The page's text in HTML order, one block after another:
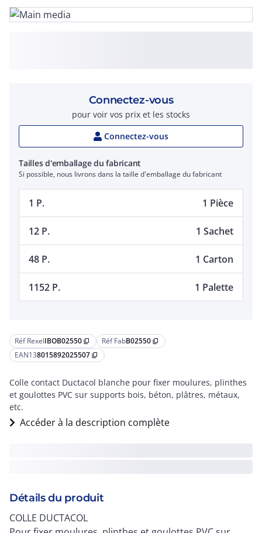
Réf RexelIBOB02550 content_copy Réf FabB02550 content_copy
EAN138015892025507 content_copy
Colle contact Ductacol blanche pour fixer moulures, plinthes
et goulottes PVC sur supports bois, béton, plâtres, métaux,
etc.
Accéder à la description complète
Détails du produit
COLLE DUCTACOL
Connectez-vous
pour voir vos prix et les stocks
Connectez-vous
Tailles d'emballage du fabricant
Si possible, nous livrons dans la taille d'emballage du fabricant
1 P. 1 Pièce
12 P. 1 Sachet
48 P. 1 Carton
1152 P. 1 Palette